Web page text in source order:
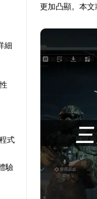
細
式
驗
更加凸顯。本文